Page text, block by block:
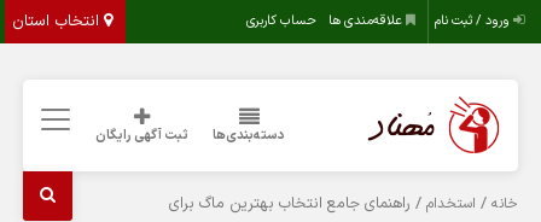
انتخاب استان ورود / ثبت نام علاقه‌مندی ها حساب کاربری
دسته‌بندی‌ها ثبت آگهی رایگان
خانه / استخدام / راهنمای جامع انتخاب بهترین ماگ برای